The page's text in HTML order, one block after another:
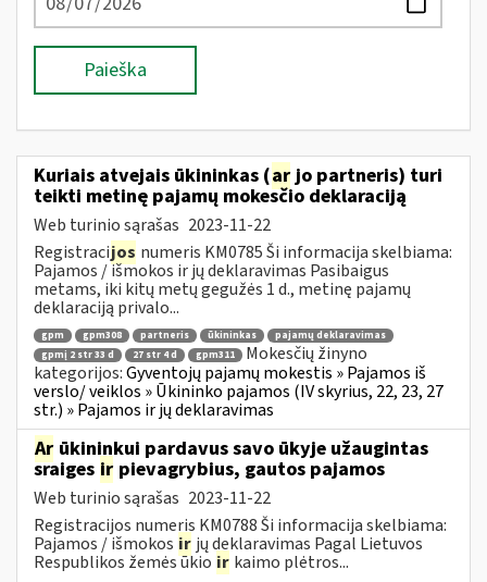
Paieška
Kuriais atvejais ūkininkas (arjo partneris) turi
teikti metinę pajamų mokesčio deklaraciją
Web turinio sąrašas 2023-11-22
Registracijos numeris KM0785 Ši informacija skelbiama:
Pajamos / išmokos ir jų deklaravimas Pasibaigus
metams, iki kitų metų gegužės 1 d., metinę pajamų
deklaraciją privalo...
gpm gpm308 partneris ūkininkas
pajamų deklaravimas
gpmį 2 str 33 d
27 str 4 d gpm311
Mokesčių žinyno
kategorijos:Gyventojų pajamų mokestis » Pajamos iš
verslo/ veiklos » Ūkininko pajamos (IV skyrius, 22, 23, 27
str.) » Pajamos ir jų deklaravimas
Ar ūkininkui pardavus savo ūkyje užaugintas
sraiges ir pievagrybius, gautos pajamos
Web turinio sąrašas 2023-11-22
Registracijos numeris KM0788 Ši informacija skelbiama:
Pajamos / išmokos ir jų deklaravimas Pagal Lietuvos
Respublikos žemės ūkio ir kaimo plėtros...